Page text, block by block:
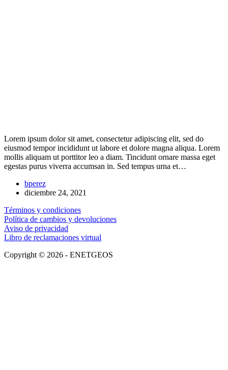
Lorem ipsum dolor sit amet, consectetur adipiscing elit, sed do
eiusmod tempor incididunt ut labore et dolore magna aliqua. Lorem
mollis aliquam ut porttitor leo a diam. Tincidunt ornare massa eget
egestas purus viverra accumsan in. Sed tempus urna et…
bperez
diciembre 24, 2021
Términos y condiciones
Política de cambios y devoluciones
Aviso de privacidad
Libro de reclamaciones virtual
Copyright © 2026 - ENETGEOS